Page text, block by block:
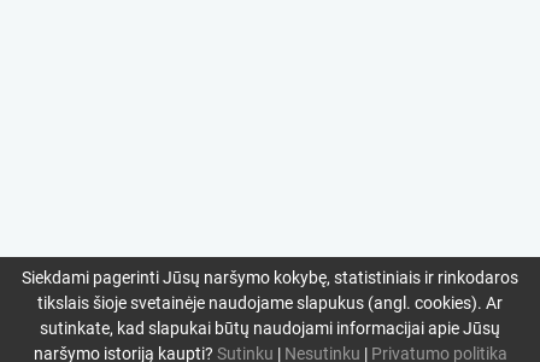
Siekdami pagerinti Jūsų naršymo kokybę, statistiniais ir rinkodaros
tikslais šioje svetainėje naudojame slapukus (angl. cookies). Ar
sutinkate, kad slapukai būtų naudojami informacijai apie Jūsų
naršymo istoriją kaupti? Sutinku | Nesutinku | Privatumo politika